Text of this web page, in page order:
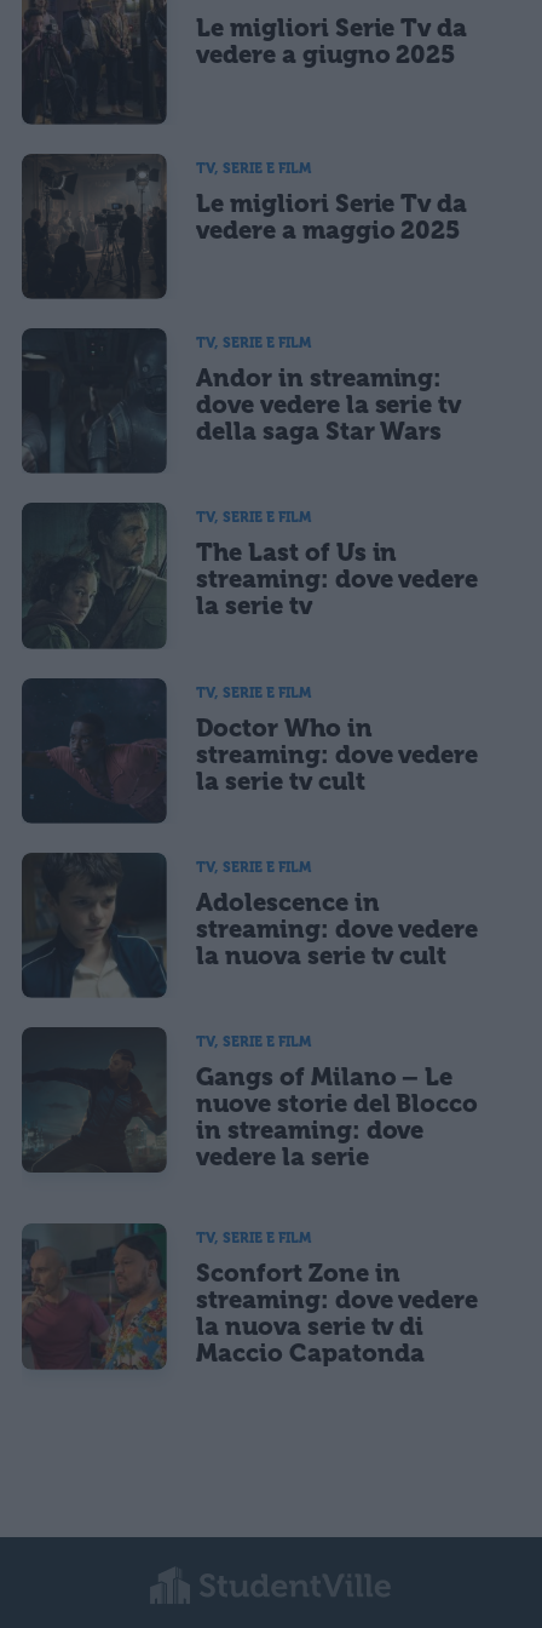
Ho letto e acconsento l'informativasulla privacy
CONFERMA E PUBBLICA
Le migliori Serie Tv da
vedere a giugno 2025
TV, SERIE E FILM
Le migliori Serie Tv da
vedere a maggio 2025
TV, SERIE E FILM
Andor in streaming:
dove vedere la serie tv
della saga Star Wars
TV, SERIE E FILM
The Last of Us in
streaming: dove vedere
la serie tv
TV, SERIE E FILM
Doctor Who in
streaming: dove vedere
la serie tv cult
TV, SERIE E FILM
Adolescence in
streaming: dove vedere
la nuova serie tv cult
TV, SERIE E FILM
Gangs of Milano – Le
nuove storie del Blocco
in streaming: dove
vedere la serie
TV, SERIE E FILM
Sconfort Zone in
streaming: dove vedere
la nuova serie tv di
Maccio Capatonda